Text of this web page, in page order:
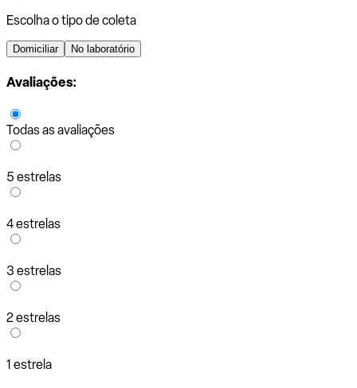
Escolha o tipo de coleta
Domiciliar No laboratório
Avaliações:
Todas as avaliações
5 estrelas
4 estrelas
3 estrelas
2 estrelas
1 estrela